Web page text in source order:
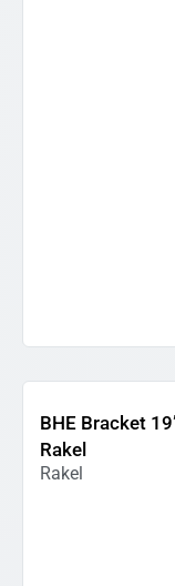
BHE Bracket
Rakel
Rakel